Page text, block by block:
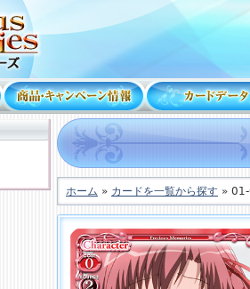
ホーム » カードを一覧から探す »